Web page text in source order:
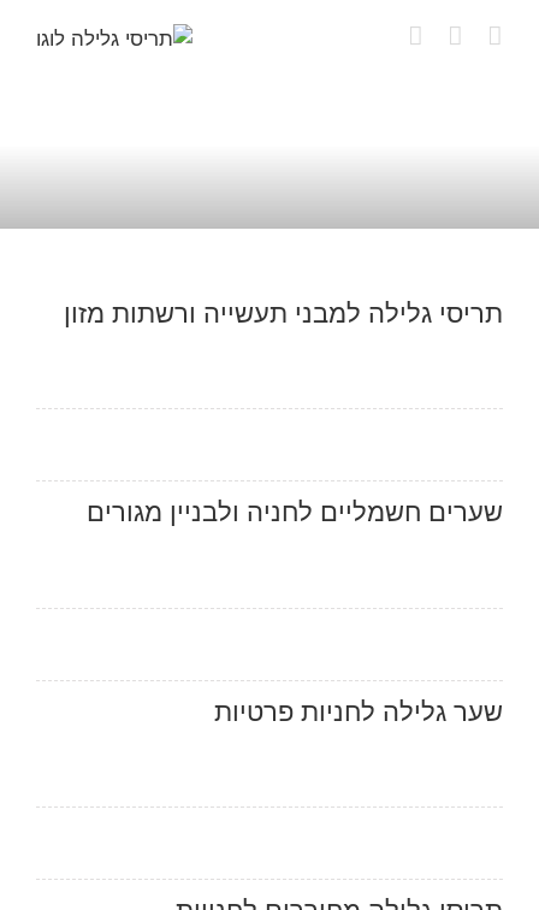
לתוכן
תריסי גלילה למבני תעשייה ורשתות מזון
שערים חשמליים לחניה ולבניין מגורים
שער גלילה לחניות פרטיות